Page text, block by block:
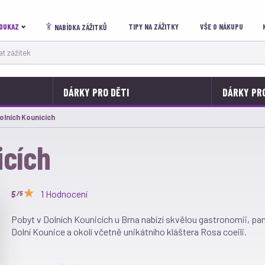
NABÍDKA ZÁŽITKŮ TIPY NA ZÁŽITKY VŠE O NÁKUPU
DÁRKY PRO DĚTI DÁRKY
Kounicích
/5 1 Hodnocení
Pobyt v Dolních Kounicích u Brna nabízí skvělou gastronomii,
Dolní Kounice a okolí včetně unikátního kláštera Rosa coeili.